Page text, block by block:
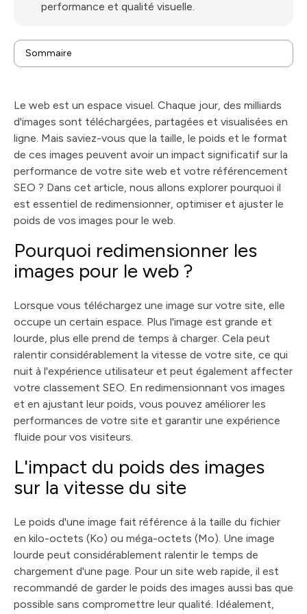
performance et qualité visuelle.
Sommaire
L'impact du poids des images sur la vitesse du site
Comment optimiser les images pour le SEO ?
Le web est un espace visuel. Chaque jour, des milliards
d'images sont téléchargées, partagées et visualisées en
ligne. Mais saviez-vous que la taille, le poids et le format
de ces images peuvent avoir un impact significatif sur la
performance de votre site web et votre référencement
SEO ? Dans cet article, nous allons explorer pourquoi il
est essentiel de redimensionner, optimiser et ajuster le
poids de vos images pour le web.
Pourquoi redimensionner les
images pour le web ?
Lorsque vous téléchargez une image sur votre site, elle
occupe un certain espace. Plus l'image est grande et
lourde, plus elle prend de temps à charger. Cela peut
ralentir considérablement la vitesse de votre site, ce qui
nuit à l'expérience utilisateur et peut également affecter
votre classement SEO. En redimensionnant vos images
et en ajustant leur poids, vous pouvez améliorer les
performances de votre site et garantir une expérience
fluide pour vos visiteurs.
L'impact du poids des images
sur la vitesse du site
Le poids d'une image fait référence à la taille du fichier
en kilo-octets (Ko) ou méga-octets (Mo). Une image
lourde peut considérablement ralentir le temps de
chargement d'une page. Pour un site web rapide, il est
recommandé de garder le poids des images aussi bas que
possible sans compromettre leur qualité. Idéalement,